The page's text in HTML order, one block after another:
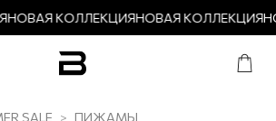
НОВАЯ КОЛЛЕКЦИЯНОВАЯ КОЛЛЕКЦИЯ
SALE ПИЖАМЫ